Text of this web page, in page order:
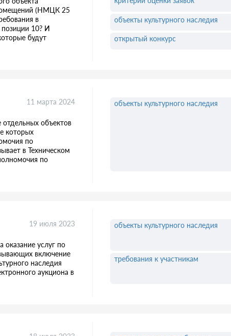
(НМЦК 25
в
10? И
будут
объекты культурного наследия
открытый конкурс
11 марта 2024
объектов
которых
по
в Техническом
по
объекты культурного наследия
19 июля 2023
оказание услуг по
включение
наследия
аукциона в
объекты культурного наследия
требования к участникам